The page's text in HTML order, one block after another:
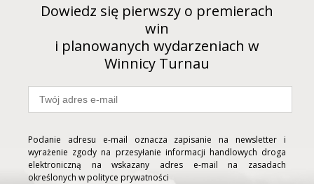
Świętomarciński Pinot Noir –
białe wino z czarnych
Dowiedz się pierwszy o premierach
win
i planowanych wydarzeniach w
Winnicy Turnau
Podanie adresu e-mail oznacza zapisanie na newsletter i
wyrażenie zgody na przesyłanie informacji handlowych droga
elektroniczną na wskazany adres e-mail na zasadach
określonych w polityce prywatności